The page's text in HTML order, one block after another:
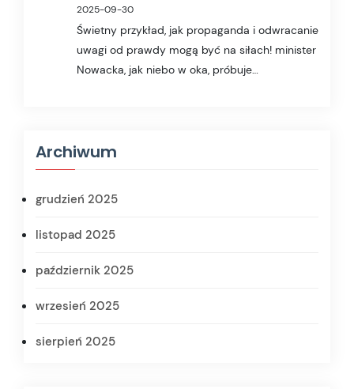
2025-09-30
Świetny przykład, jak propaganda i odwracanie
uwagi od prawdy mogą być na siłach! minister
Nowacka, jak niebo w oka, próbuje…
Archiwum
grudzień 2025
listopad 2025
październik 2025
wrzesień 2025
sierpień 2025